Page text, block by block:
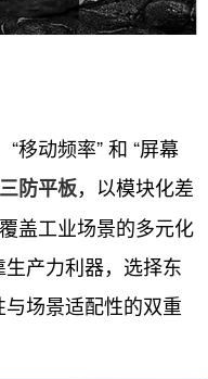
动频率” 和 “屏幕
三防平板，以模块化差
盖工业场景的多元化
产力利器，选择东
场景适配性的双重